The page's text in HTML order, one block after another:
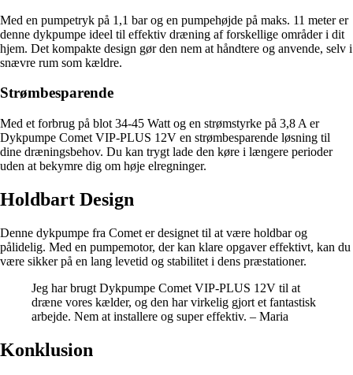
Med en pumpetryk på 1,1 bar og en pumpehøjde på maks. 11 meter er
denne dykpumpe ideel til effektiv dræning af forskellige områder i dit
hjem. Det kompakte design gør den nem at håndtere og anvende, selv i
snævre rum som kældre.
Strømbesparende
Med et forbrug på blot 34-45 Watt og en strømstyrke på 3,8 A er
Dykpumpe Comet VIP-PLUS 12V en strømbesparende løsning til
dine dræningsbehov. Du kan trygt lade den køre i længere perioder
uden at bekymre dig om høje elregninger.
Holdbart Design
Denne dykpumpe fra Comet er designet til at være holdbar og
pålidelig. Med en pumpemotor, der kan klare opgaver effektivt, kan du
være sikker på en lang levetid og stabilitet i dens præstationer.
Jeg har brugt Dykpumpe Comet VIP-PLUS 12V til at
dræne vores kælder, og den har virkelig gjort et fantastisk
arbejde. Nem at installere og super effektiv. – Maria
Konklusion